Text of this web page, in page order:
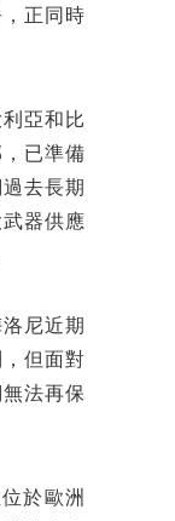
正同時
亞和比
已準備
去長期
器供應
尼近期
但面對
法再保
於歐洲